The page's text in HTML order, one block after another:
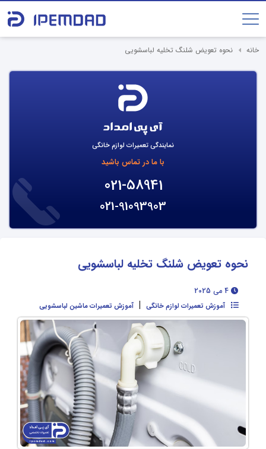
خانه نحوه تعویض شلنگ تخلیه لباسشویی
نمایندگی تعمیرات لوازم خانگی
با ما در تماس باشید
021-58941
021-91093903
نحوه تعویض شلنگ تخلیه لباسشویی
آموزش تعمیرات لوازم خانگی | آموزش تعمیرات ماشین لباسشویی